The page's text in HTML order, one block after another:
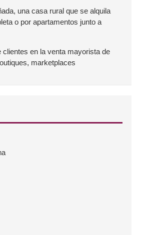
una casa rural que se alquila
o por apartamentos junto a
clientes en la venta mayorista de
marketplaces